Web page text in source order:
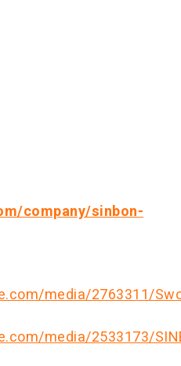
company/sinbon-
media/2763311/
media/2533173/